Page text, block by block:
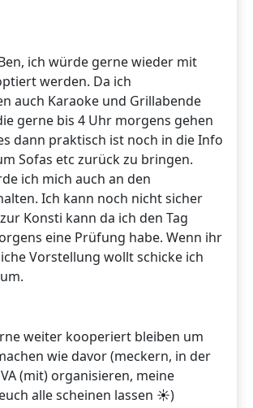
ich würde gerne wieder mit
werden. Da ich
auch Karaoke und Grillabende
gerne bis 4 Uhr morgens gehen
dann praktisch ist noch in die Info
Sofas etc zurück zu bringen.
ich mich auch an den
Ich kann noch nicht sicher
Konsti kann da ich den Tag
eine Prüfung habe. Wenn ihr
Vorstellung wollt schicke ich
weiter kooperiert bleiben um
wie davor (meckern, in der
(mit) organisieren, meine
alle scheinen lassen ☀️)